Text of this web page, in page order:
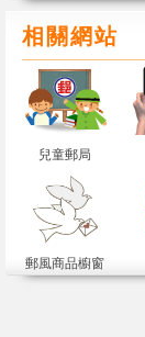
相關網站
兒童郵局
郵風商品櫥窗